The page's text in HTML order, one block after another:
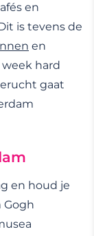
en
is tevens de
en
hard
gaat
en houd je
Gogh